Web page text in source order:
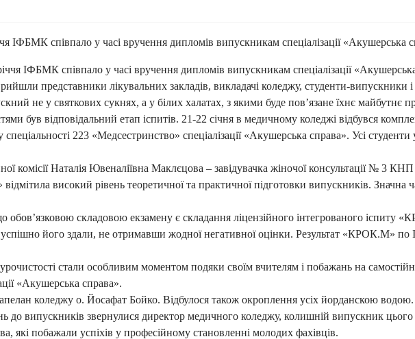
ІФБМК співпало у часі вручення дипломів випускникам спеціалізації «Акушерська
ІФБМК співпало у часі вручення дипломів випускникам спеціалізації
представники лікувальних закладів, викладачі коледжу, студенти-
не у святкових сукнях, а у білих халатах, з якими буде пов’язане їхнє майбутнє
був відповідальний етап іспитів. 21-22 січня в медичному коледжі відбувся
спеціальності 223 «Медсестринство» спеціалізації «Акушерська справа». Усі
комісії Наталія Ювеналіївна Маклєцова – завідувачка жіночої консультації № 3
високий рівень теоретичної та практичної підготовки випускників. Значна
складовою екзамену є складання ліцензійного інтегрованого іспиту
його здали, не отримавши жодної негативної оцінки. Результат «КРОК.М»
стали особливим моментом подяки своїм вчителям і побажань на
«Акушерська справа».
коледжу о. Йосафат Бойко. Відбулося також окроплення усіх йорданскою водою.
до випускників звернулися директор медичного коледжу, колишній випускник
які побажали успіхів у професійному становленні молодих фахівців.